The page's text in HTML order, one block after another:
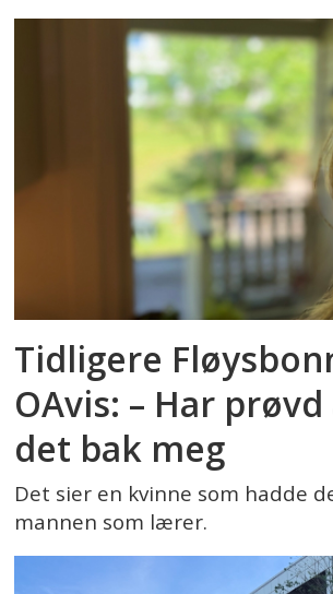
Tidligere
OAvis: – Har prøvd
det bak meg
Det sier en kvinne som hadde
mannen som lærer.